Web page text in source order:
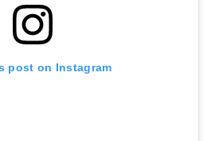
post on Instagram